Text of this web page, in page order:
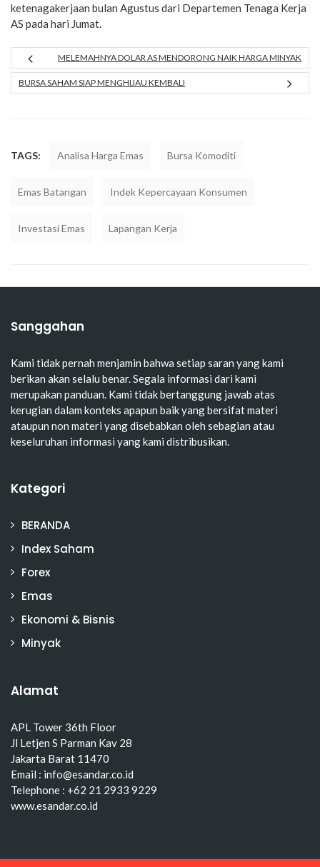
ketenagakerjaan bulan Agustus dari Departemen Tenaga Kerja
AS pada hari Jumat.
MELEMAHNYA DOLAR AS MENDORONG NAIK HARGA MINYAK
BURSA SAHAM SIAP MENGHIJAU KEMBALI
TAGS: Analisa Harga Emas Bursa Komoditi
Emas Batangan Indek Kepercayaan Konsumen
Investasi Emas Lapangan Kerja
Sanggahan
Kami tidak pernah menjamin bahwa setiap saran yang kami
berikan akan selalu benar. Segala informasi dari kami
merupakan panduan. Kami tidak bertanggung jawab atas
kerugian dalam konteks apapun baik yang bersifat materi
ataupun non materi yang disebabkan oleh sebagian atau
keseluruhan informasi yang kami distribusikan.
Kategori
BERANDA
Index Saham
Forex
Emas
Ekonomi & Bisnis
Minyak
Alamat
APL Tower 36th Floor
Jl Letjen S Parman Kav 28
Jakarta Barat 11470
Email : info@esandar.co.id
Telephone : +62 21 2933 9229
www.esandar.co.id